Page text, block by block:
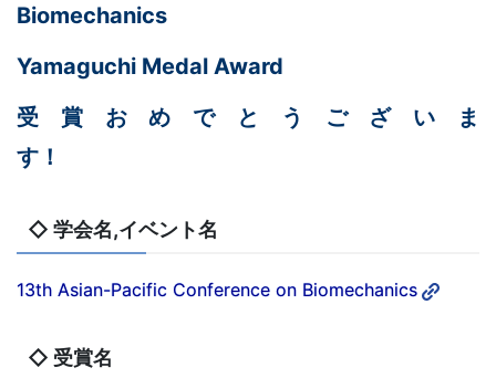
Biomechanics
Yamaguchi Medal Award
受賞おめでとうございま
す
◇ 学会名,イベント名
13th Asian-Pacific Conference on Biomechanics
◇ 受賞名